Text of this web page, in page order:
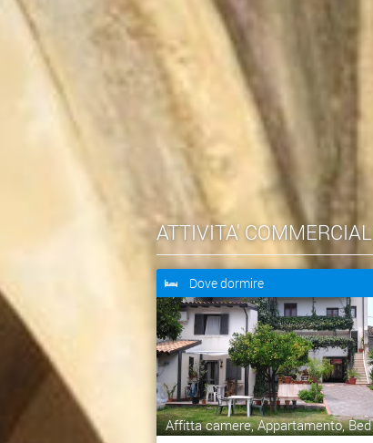
ATTIVITA'
Dove dormire
Affitta camere, Appartamento,